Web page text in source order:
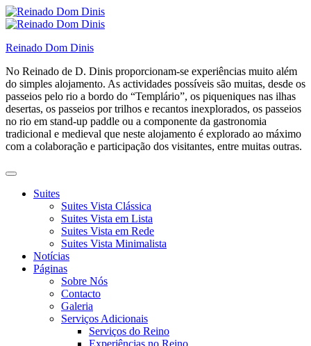
Skip
to
Reinado Dom Dinis
No Reinado de D. Dinis proporcionam-se experiências muito além
do simples alojamento. As actividades possíveis são muitas, desde os
passeios pelo rio a bordo do “Templário”, os piqueniques nas ilhas
desertas, os passeios por trilhos e recantos inexplorados, os passeios
no rio em stand-up paddle ou a componente da gastronomia
tradicional e medieval que neste alojamento é explorado ao máximo
com a colaboração e participação dos visitantes, entre muitas outras.
Suites
Suites Vista Clássica
Suites Vista em Lista
Suites Vista em Rede
Suites Vista Minimalista
Notícias
Páginas
Sobre Nós
Contacto
Galeria
Serviços Adicionais
Serviços do Reino
Experiências no Reino